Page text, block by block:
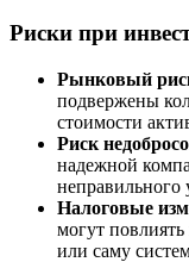
Риски при
Рынковый
подвержены
стоимости
Риск
надежной
неправильного
Налоговые
могут
или саму